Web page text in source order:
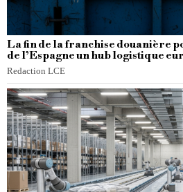
La fin de la franchise douanière
de l’Espagne un hub logistique
Redaction LCE